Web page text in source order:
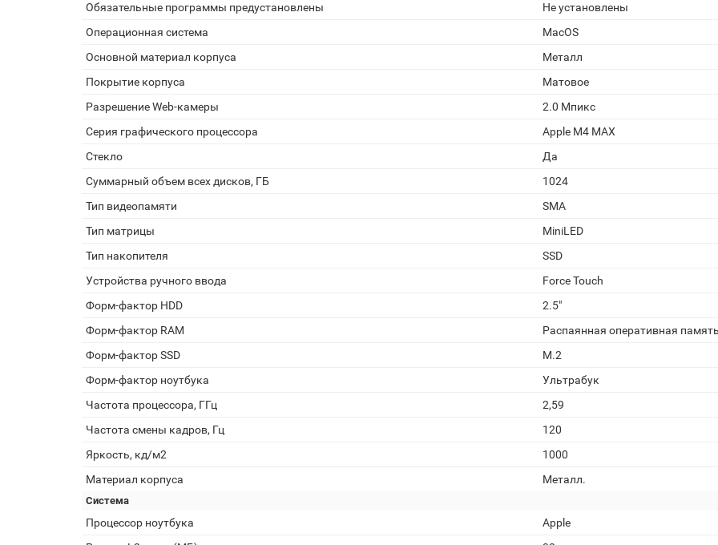
Обязательные программы предустановлены
Не установлены
Операционная система
MacOS
Основной материал корпуса
Металл
Покрытие корпуса
Матовое
Разрешение Web-камеры
2.0 Мпикс
Серия графического процессора
Apple M4 MAX
Стекло
Да
Суммарный объем всех дисков, ГБ
1024
Тип видеопамяти
SMA
Тип матрицы
MiniLED
Тип накопителя
SSD
Устройства ручного ввода
Force Touch
Форм-фактор HDD
2.5"
Форм-фактор RAM
Распаянная оперативная память
Форм-фактор SSD
M.2
Форм-фактор ноутбука
Ультрабук
Частота процессора, ГГц
2,59
Частота смены кадров, Гц
120
Яркость, кд/м2
1000
Материал корпуса
Металл.
Система
Процессор ноутбука
Apple